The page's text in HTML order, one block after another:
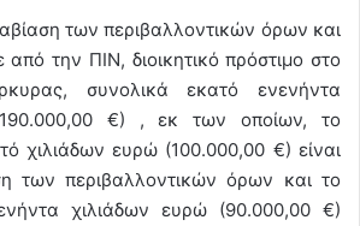
των περιβαλλοντικών όρων και
την ΠΙΝ, διοικητικό πρόστιμο στο
συνολικά εκατό ενενήντα
€) , εκ των οποίων, το
χιλιάδων ευρώ (100.000,00 €) είναι
των περιβαλλοντικών όρων και το
χιλιάδων ευρώ (90.000,00 €)